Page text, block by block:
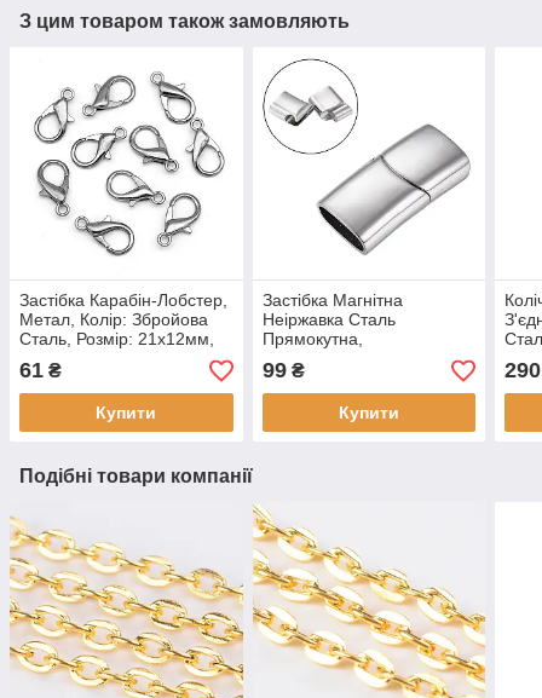
З цим товаром також замовляють
Застібка Карабін-Лобстер,
Метал, Колір: Збройова
Сталь, Розмір: 21х12мм,
Отвір 2 мм, (10 шт.)
61 ₴
Купити
Застібка Магнітна
Неіржавка Сталь
Прямокутна,
24.5х12х7мм,
Піввідвертість 10х5.5 мм,
(1 шт)
99₴
Купити
290
Подібні товари компанії